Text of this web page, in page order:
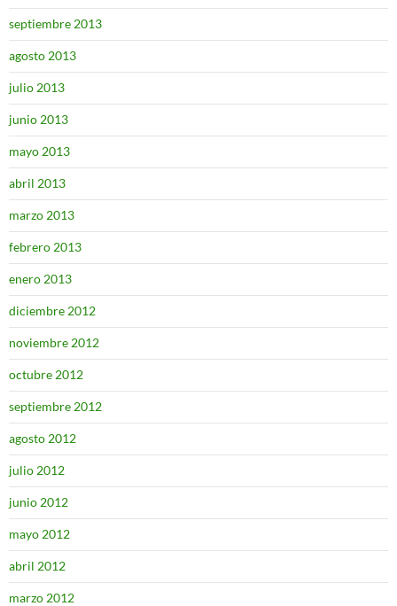
septiembre 2013
agosto 2013
julio 2013
junio 2013
mayo 2013
abril 2013
marzo 2013
febrero 2013
enero 2013
diciembre 2012
noviembre 2012
octubre 2012
septiembre 2012
agosto 2012
julio 2012
junio 2012
mayo 2012
abril 2012
marzo 2012